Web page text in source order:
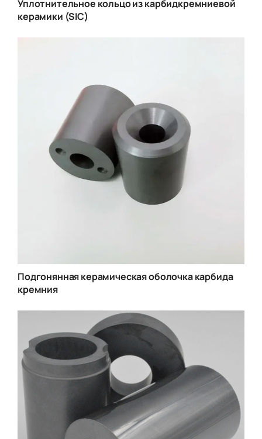
Уплотнительное кольцо из карбидкремниевой
керамики (SIC)
Подгонянная керамическая оболочка карбида
кремния